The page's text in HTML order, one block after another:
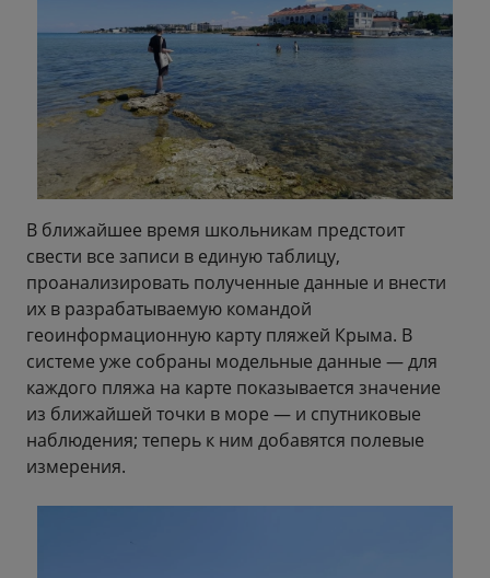
В ближайшее время школьникам предстоит
свести все записи в единую таблицу,
проанализировать полученные данные и внести
их в разрабатываемую командой
геоинформационную карту пляжей Крыма. В
системе уже собраны модельные данные — для
каждого пляжа на карте показывается значение
из ближайшей точки в море — и спутниковые
наблюдения; теперь к ним добавятся полевые
измерения.